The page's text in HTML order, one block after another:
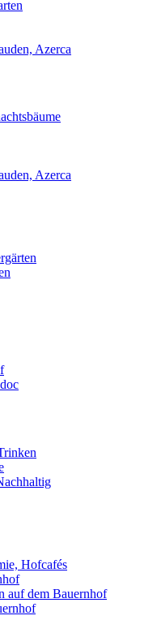
Azerca
Azerca
Hofcafés
auf dem Bauernhof